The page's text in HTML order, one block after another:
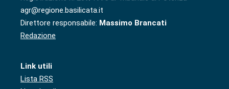
agr@regione.basilicata.it
Direttore responsabile: Massimo Brancati
Redazione
Link utili
Lista RSS